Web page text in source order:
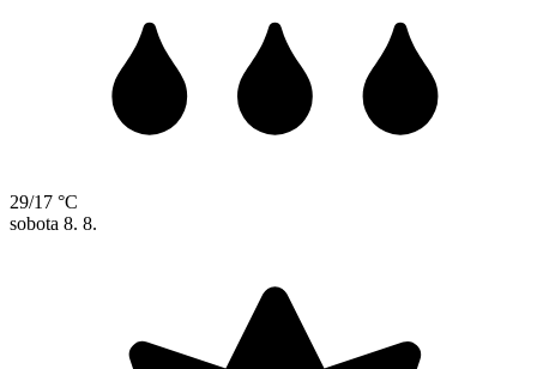
29/17 °C
sobota 8. 8.